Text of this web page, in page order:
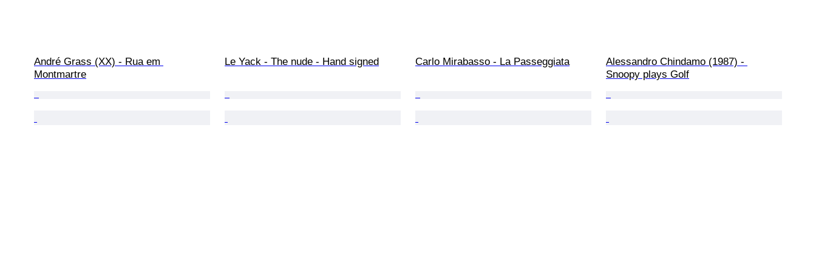
André Grass (XX) - Rua em
Montmartre
Le Yack - The nude - Hand signed Carlo Mirabasso - La Passeggiata
Alessandro Chindamo (1987) -
Snoopy plays Golf